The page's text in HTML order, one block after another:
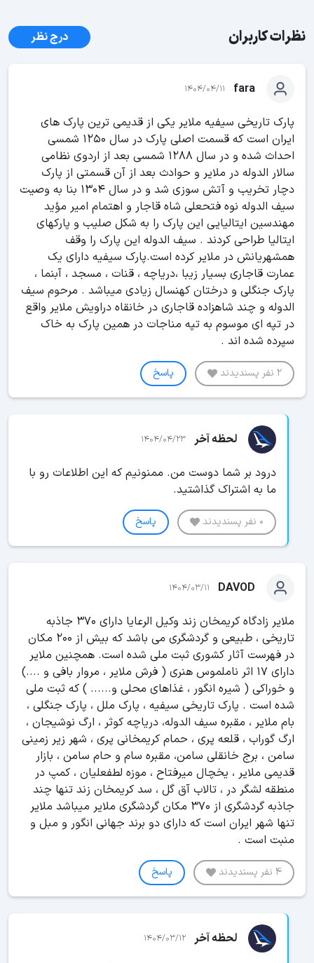
نظرات کاربران درج نظر
fara
1404/04/11
پارک تاریخی سیفیه ملایر یکی از قدیمی ترین پارک های
ایران است که قسمت اصلی پارک در سال ۱۲۵۰ شمسی
احداث شده و در سال ۱۲۸۸ شمسی بعد از اردوی نظامی
سالار الدوله در ملایر و حوادث بعد از آن قسمتی از پارک
دچار تخریب و آتش سوزی شد و در سال ۱۳۰۴ بنا به وصیت
سيف الدوله نوه فتحعلی شاه قاجار و اهتمام امیر مؤید
مهندسین ایتالیایی این پارک را به شکل صلیب و پارکهای
ایتالیا طراحی کردند . سيف الدوله این پارک را وقف
همشهریانش در ملایر کرده است.پارک سیفیه دارای یک
عمارت قاجاری بسیار زیبا ،دریاچه ، قنات ، مسجد ، آبنما ،
پارک جنگلی و درختان کهنسال زیادی میباشد . مرحوم سیف
الدوله و چند شاهزاده قاجاری در خانقاه دراویش ملایر واقع
در تپه ای موسوم به تپه مناجات در همین پارک به خاک
سپرده شده اند .
2 نفر پسندیدند پاسخ
لحظه آخر 1404/04/23
درود بر شما دوست من. ممنونیم که این اطلاعات رو با
ما به اشتراک گذاشتید.
0 نفر پسندیدند پاسخ
DAVOD
1404/03/11
ملایر زادگاه کریمخان زند وکیل الرعایا دارای ۳۷۰ جاذبه
تاریخی ، طبیعی و گردشگری می باشد که بیش از ۲۰۰ مکان
در فهرست آثار کشوری ثبت ملی شده است. همچنین ملایر
دارای ۱۷ اثر ناملموس هنری ( فرش ملایر ، مروار بافی و ....)
و خوراکی ( شیره انگور ، غذاهای محلی و...... ) که ثبت ملی
شده است . پارک تاریخی سیفیه ، پارک ملل ، پارک جنگلی ،
بام ملایر ، مقبره سیف الدوله، دریاچه کوثر ، ارگ نوشیجان ،
ارگ گوراب ، قلعه پری ، حمام کریمخانی پری ، شهر زیر زمینی
سامن ، برج خانقلی سامن، مقبره سام و حام سامن ، بازار
قدیمی ملایر ، یخچال میرفتاح ، موزه لطفعلیان ، کمپ در
منطقه لشگر در ، تالاب آق گل ، سد کریمخان زند تنها چند
جاذبه گردشگری از ۳۷۰ مکان گردشگری ملایر میباشد ملایر
تنها شهر ایران است که دارای دو برند جهانی انگور و مبل و
منبت است .
4 نفر پسندیدند پاسخ
لحظه آخر 1404/03/12